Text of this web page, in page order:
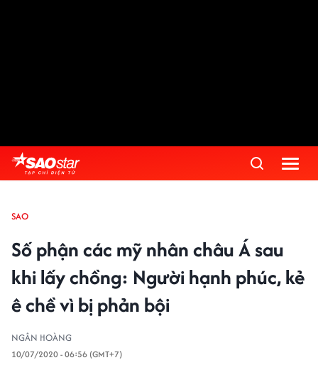
SAO
Số phận các mỹ nhân châu Á sau
khi lấy chồng: Người hạnh phúc, kẻ
ê chề vì bị phản bội
NGÂN HOÀNG
10/07/2020 - 06:56 (GMT+7)